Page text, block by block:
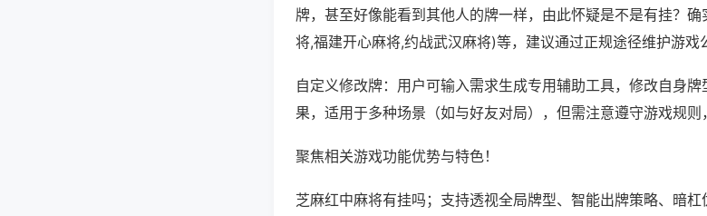
牌，甚至好像能看到其他人的牌一样，由此怀疑是不是有挂？
将,福建开心麻将,约战武汉麻将)等，建议通过正规途径维护游戏
自定义修改牌：用户可输入需求生成专用辅助工具，修改自身牌
果，适用于多种场景（如与好友对局），但需注意遵守游戏规则
聚焦相关游戏功能优势与特色！
芝麻红中麻将有挂吗；支持透视全局牌型、智能出牌策略、暗